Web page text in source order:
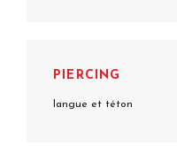
PIERCING
langue et téton